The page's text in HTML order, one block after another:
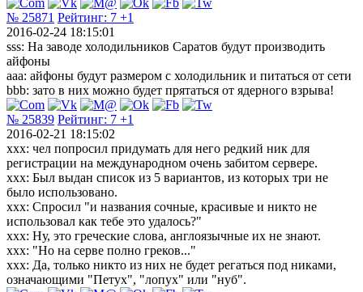
№ 25871 Рейтинг: 7 +1
2016-02-24 18:15:01
sss: На заводе холодильников Саратов будут производить
айфоны
aaa: айфоны будут размером с холодильник и питаться от сети
bbb: зато в них можно будет прятаться от ядерного взрыва!
№ 25839 Рейтинг: 7 +1
2016-02-21 18:15:02
xxx: чел попросил придумать для него редкий ник для
регистрации на международном очень забитом сервере.
xxx: Был выдан список из 5 вариантов, из которых три не
было использовано.
xxx: Спросил "и названия сочные, красивые и никто не
использовал как тебе это удалось?"
xxx: Ну, это греческие слова, англоязычные их не знают.
xxx: "Но на серве полно греков..."
xxx: Да, только никто из них не будет регаться под никами,
означающими "Петух", "лопух" или "нуб".